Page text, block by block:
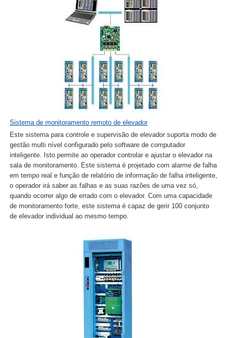
Sistema de monitoramento remoto de elevador
Este sistema para controle e supervisão de elevador suporta modo de
gestão multi nível configurado pelo software de computador
inteligente. Isto permite ao operador controlar e ajustar o elevador na
sala de monitoramento. Este sistema é projetado com alarme de falha
em tempo real e função de relatório de informação de falha inteligente,
o operador irá saber as falhas e as suas razões de uma vez só,
quando ocorrer algo de errado com o elevador. Com uma capacidade
de monitoramento forte, este sistema é capaz de gerir 100 conjunto
de elevador individual ao mesmo tempo.